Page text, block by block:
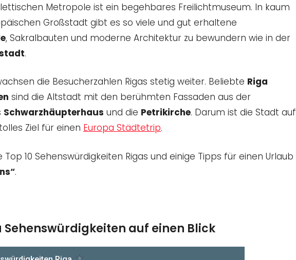
Metropole ist ein begehbares Freilichtmuseum. In kaum
Großstadt gibt es so viele und gut erhaltene
, Sakralbauten und moderne Architektur zu bewundern wie in der
.
die Besucherzahlen Rigas stetig weiter. Beliebte Riga
sind die Altstadt mit den berühmten Fassaden aus der
Schwarzhäupterhaus und die Petrikirche. Darum ist die Stadt auf
Ziel für einen Europa Städtetrip.
Top 10 Sehenswürdigkeiten Rigas und einige Tipps für einen Urlaub
.
Sehenswürdigkeiten auf einen Blick